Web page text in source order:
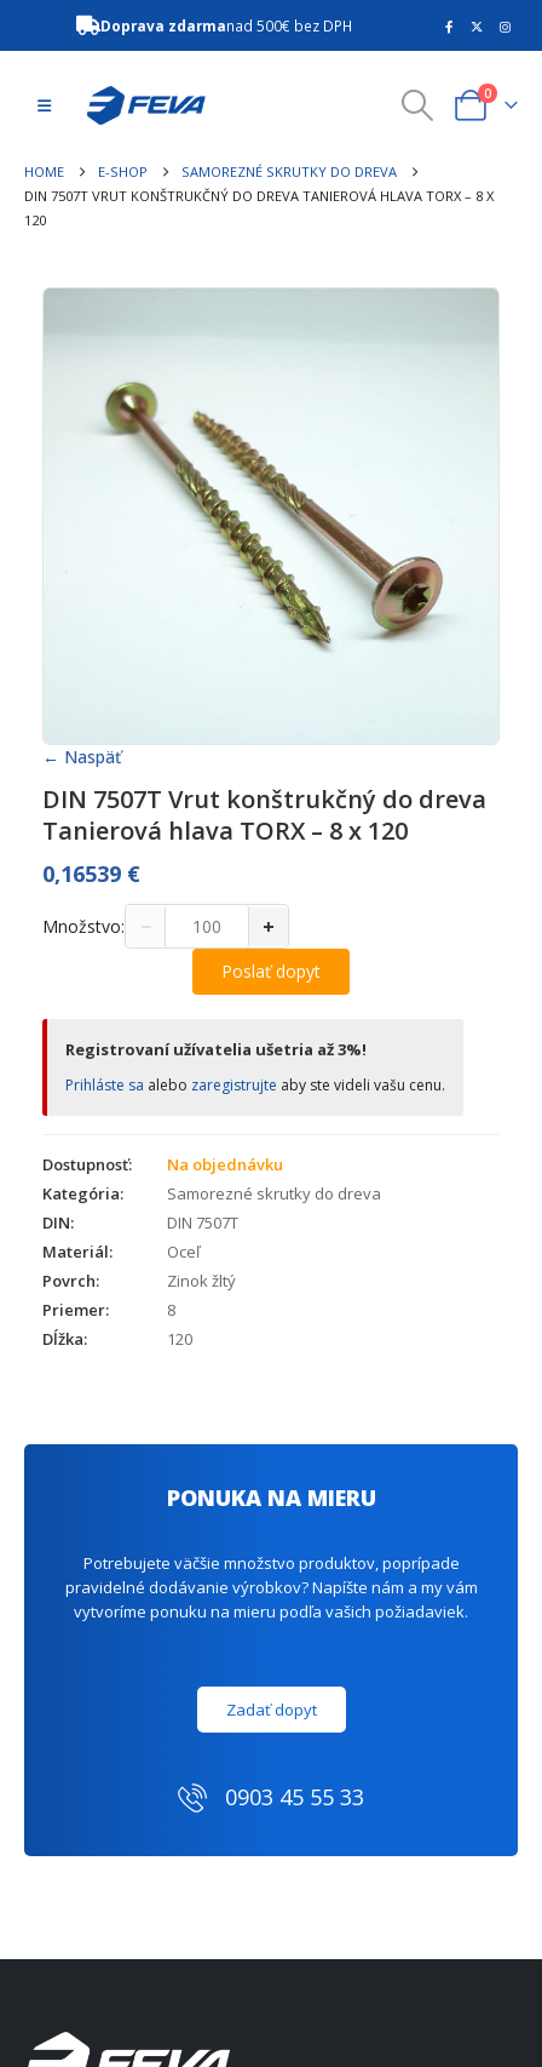
Doprava zdarmanad 500€ bez DPH
0
HOME E-SHOP
SAMOREZNÉ SKRUTKY DO DREVA
DIN 7507T VRUT KONŠTRUKČNÝ DO DREVA TANIEROVÁ HLAVA TORX – 8 X
120
← Naspäť
DIN 7507T Vrut konštrukčný do dreva
Tanierová hlava TORX – 8 x 120
0,16539 €
Množstvo: − +
Poslať dopyt
Registrovaní užívatelia ušetria až 3%!
Prihláste sa alebo zaregistrujte aby ste videli vašu cenu.
Dostupnosť:
Na objednávku
Kategória:
Samorezné skrutky do dreva
DIN:
DIN 7507T
Materiál:
Oceľ
Povrch:
Zinok žltý
Priemer:
8
Dĺžka:
120
PONUKA NA MIERU
Potrebujete väčšie množstvo produktov, poprípade
pravidelné dodávanie výrobkov? Napíšte nám a my vám
vytvoríme ponuku na mieru podľa vašich požiadaviek.
Zadať dopyt
0903 45 55 33